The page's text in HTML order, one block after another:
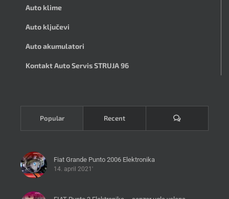
Auto klime
Auto ključevi
Auto akumulatori
Kontakt Auto Servis STRUJA 96
Popular Recent Komentari
Fiat Grande Punto 2006 Elektronika
14. april 2021'